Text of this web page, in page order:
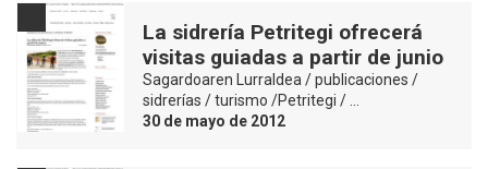
La sidrería Petritegi ofrecerá
visitas guiadas a partir de junio
Sagardoaren Lurraldea / publicaciones /
sidrerías / turismo /Petritegi / …
30 de mayo de 2012